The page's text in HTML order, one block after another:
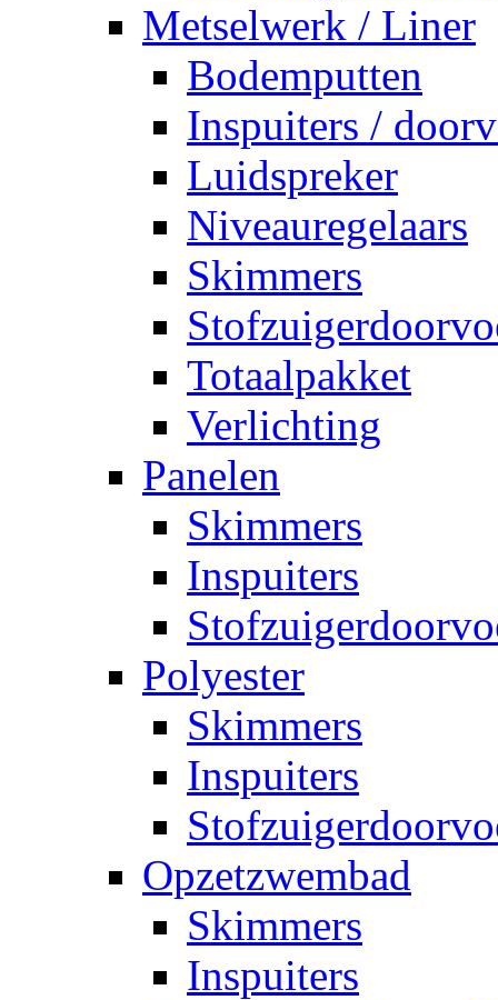
Metselwerk / Liner
Bodemputten
Inspuiters /
Luidspreker
Niveauregelaars
Skimmers
Totaalpakket
Verlichting
Panelen
Skimmers
Inspuiters
Polyester
Skimmers
Inspuiters
Opzetzwembad
Skimmers
Inspuiters